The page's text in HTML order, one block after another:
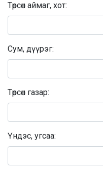
Төрсөн аймаг, хот:
Сум, дүүрэг:
Төрсөн газар:
Үндэс, угсаа: